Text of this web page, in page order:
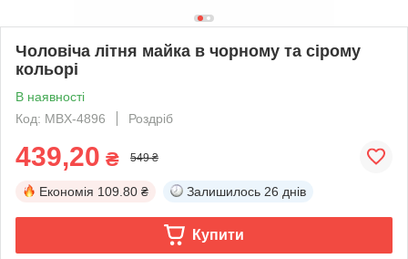
Чоловіча літня майка в чорному та сірому
кольорі
В наявності
Код: MBX-4896
Роздріб
439,20 ₴ 549 ₴
Економія 109.80 ₴ Залишилось 26 днів
Купити